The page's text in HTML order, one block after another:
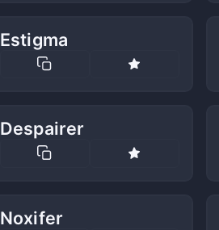
Estigma
Despairer
Noxifer